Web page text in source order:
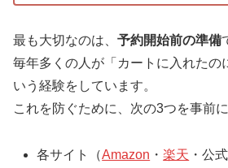
最も大切なのは、 予約開始前の準備
毎年多くの人が「カートに入れた
いう経験をしています。
これを防ぐために、次の3つを事前
各サイト（Amazon ・楽天 ・公